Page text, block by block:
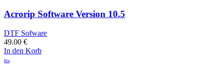
Acrorip Software Version 10.5
DTF Sofware
49.00 €
In den Korb
Hot